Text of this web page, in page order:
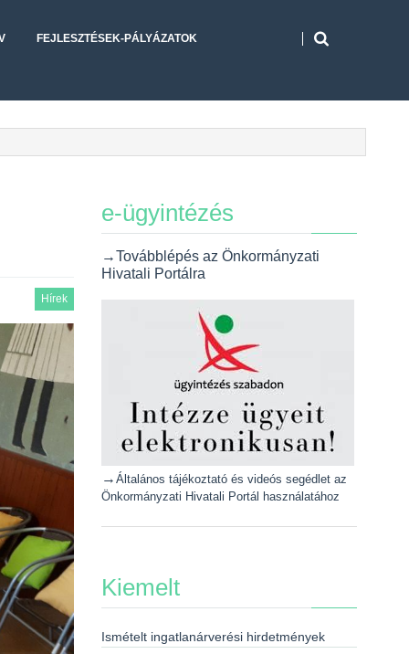
FEJLESZTÉSEK-PÁLYÁZATOK
Hírek
e-ügyintézés
→Továbblépés az Önkormányzati
Hivatali Portálra
→ Általános tájékoztató és videós segédlet az
Önkormányzati Hivatali Portál használatához
Kiemelt
Ismételt ingatlanárverési hirdetmények